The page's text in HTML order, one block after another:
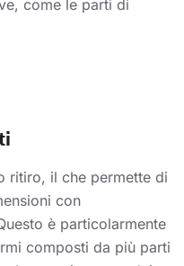
come le parti di
ritiro, il che permette di
con
è particolarmente
composti da più parti